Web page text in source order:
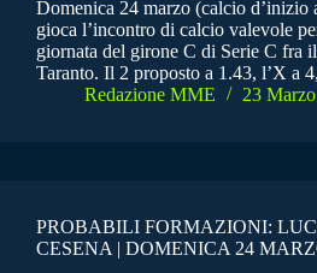
Domenica 24 marzo (calcio d’inizio
gioca l’incontro di calcio valevole
giornata del girone C di Serie C fra
Taranto. Il 2 proposto a 1.43, l’X a
Redazione MME
23
PROBABILI FORMAZIONI:
CESENA | DOMENICA 24